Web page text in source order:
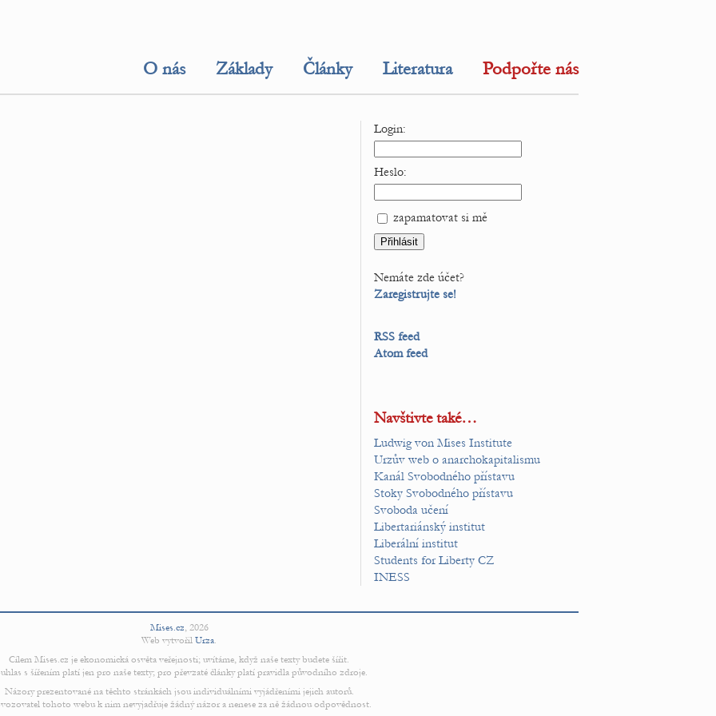
O nás Základy Články Literatura Podpořte nás
Login:
Heslo:
zapamatovat si mě
Nemáte zde účet?
Zaregistrujte se!
RSS feed
Atom feed
Navštivte také…
Ludwig von Mises Institute
Urzův web o anarchokapitalismu
Kanál Svobodného přístavu
Stoky Svobodného přístavu
Svoboda učení
Libertariánský institut
Liberální institut
Students for Liberty CZ
INESS
Mises.cz, 2026
Web vytvořil Urza.
Cílem Mises.cz je ekonomická osvěta veřejnosti; uvítáme, když naše texty budete šířit.
s šířením platí jen pro naše texty; pro převzaté články platí pravidla původního zdroje.
Názory prezentované na těchto stránkách jsou individuálními vyjádřeními jejich autorů.
tohoto webu k nim nevyjadřuje žádný názor a nenese za ně žádnou odpovědnost.